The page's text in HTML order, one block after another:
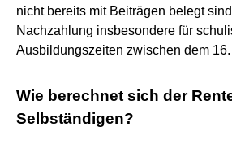
nicht bereits mit Beiträgen belegt
Nachzahlung insbesondere für
Ausbildungszeiten zwischen dem
Wie berechnet sich der
Selbständigen?